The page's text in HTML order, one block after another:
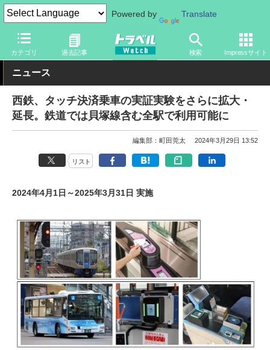
Powered by Translate
カテゴリ 過去記事 検索 Impressサイト
トラベル Watch 旅の方法 鉄旅 電車
ニュース
西鉄、タッチ決済乗車の実証実験をさらに拡大・
延長。鉄道では貝塚線含む全駅で利用可能に
編集部：町田莞太 2024年3月29日 13:52
リスト
2024年4月1日～2025年3月31日 実施